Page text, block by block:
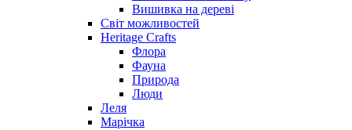
Вишивка на дереві
Світ можливостей
Heritage Crafts
Флора
Фауна
Природа
Люди
Леля
Марічка